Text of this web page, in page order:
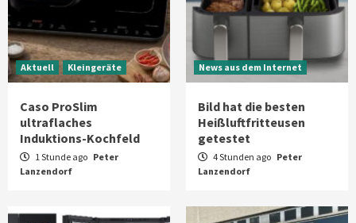
Aktuell Kleingeräte
Caso ProSlim
ultraflaches
Induktions-Kochfeld
1 Stunde ago Peter
Lanzendorf
News aus dem Internet
Bild hat die besten
Heißluftfritteusen
getestet
4 Stunden ago Peter
Lanzendorf